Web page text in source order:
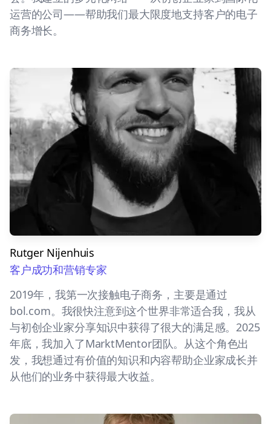
运营的公司——帮助我们最大限度地支持客户的电子
商务增长。
Rutger Nijenhuis
客户成功和营销专家
2019年，我第一次接触电子商务，主要是通过
bol.com。我很快注意到这个世界非常适合我，我从
与初创企业家分享知识中获得了很大的满足感。2025
年底，我加入了MarktMentor团队。从这个角色出
发，我想通过有价值的知识和内容帮助企业家成长并
从他们的业务中获得最大收益。